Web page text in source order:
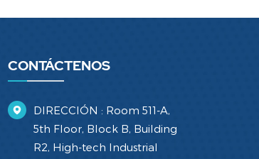
CONTÁCTENOS
DIRECCIÓN : Room 511-A,
5th Floor, Block B, Building
R2, High-tech Industrial